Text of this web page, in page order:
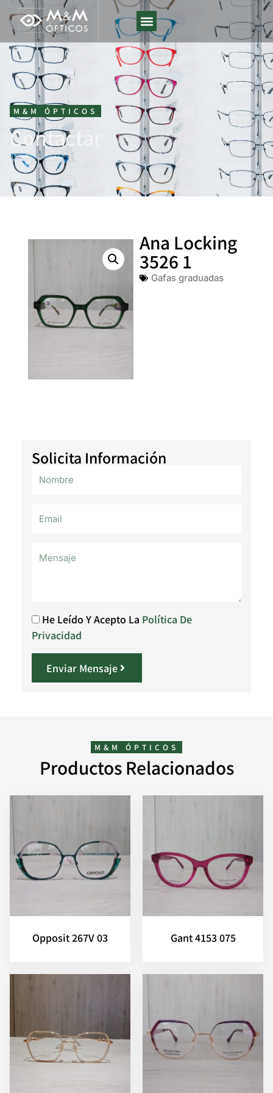
M&M ÓPTICOS
Contactar
Ana Locking
3526 1
Gafas graduadas
Solicita Información
He Leído Y Acepto La Política De
Privacidad
Enviar Mensaje
M&M ÓPTICOS
Productos Relacionados
Opposit 267V 03 Gant 4153 075